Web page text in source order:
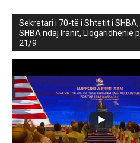
Sekretari i 70-të i Shtetit i
SHBA ndaj Iranit, Llogaridhënie
21/9